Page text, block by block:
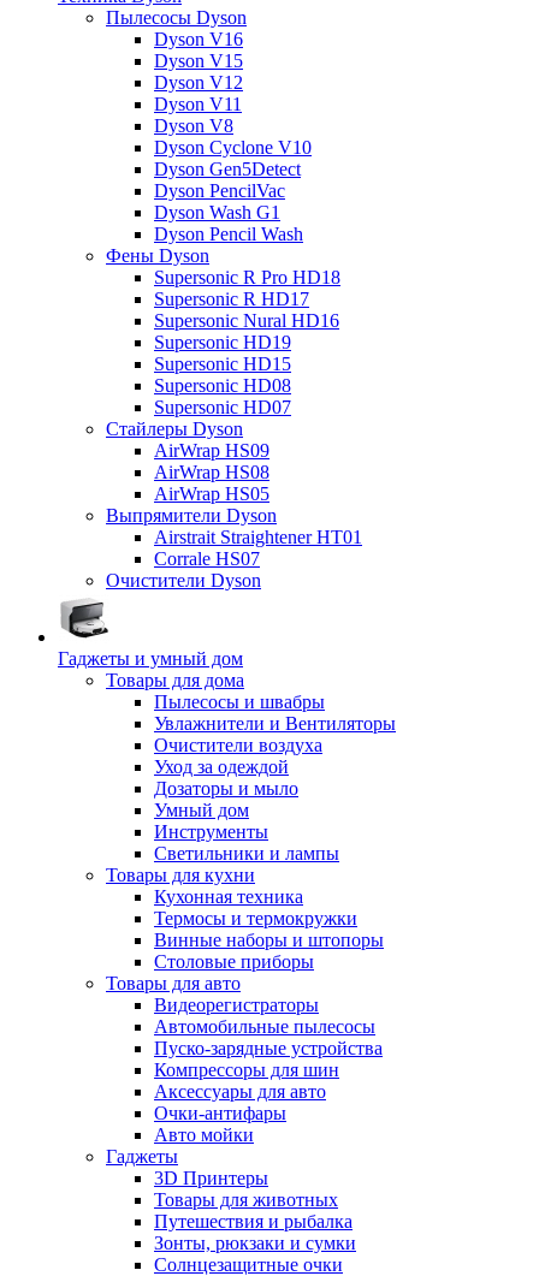
Пылесосы Dyson
Dyson V16
Dyson V15
Dyson V12
Dyson V11
Dyson V8
Dyson Cyclone V10
Dyson Gen5Detect
Dyson PencilVac
Dyson Wash G1
Dyson Pencil Wash
Фены Dyson
Supersonic R Pro HD18
Supersonic R HD17
Supersonic Nural HD16
Supersonic HD19
Supersonic HD15
Supersonic HD08
Supersonic HD07
Стайлеры Dyson
AirWrap HS09
AirWrap HS08
AirWrap HS05
Выпрямители Dyson
Airstrait Straightener HT01
Corrale HS07
Очистители Dyson
Гаджеты и умный дом
Товары для дома
Пылесосы и швабры
Увлажнители и Вентиляторы
Очистители воздуха
Уход за одеждой
Дозаторы и мыло
Умный дом
Инструменты
Светильники и лампы
Товары для кухни
Кухонная техника
Термосы и термокружки
Винные наборы и штопоры
Столовые приборы
Товары для авто
Видеорегистраторы
Автомобильные пылесосы
Пуско-зарядные устройства
Компрессоры для шин
Аксессуары для авто
Очки-антифары
Авто мойки
Гаджеты
3D Принтеры
Товары для животных
Путешествия и рыбалка
Зонты, рюкзаки и сумки
Солнцезащитные очки